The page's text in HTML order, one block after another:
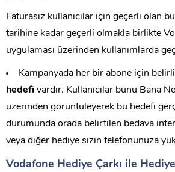
Faturasız kullanıcılar için geçerli olan
tarihine kadar geçerli olmakla birlikte
uygulaması üzerinden kullanımlarda
Kampanyada her bir abone için
hedefi vardır. Kullanıcılar bunu Bana
üzerinden görüntüleyerek bu hedefi
durumunda orada belirtilen bedava
veya diğer hediye sizin telefonunuza
Vodafone Hediye Çarkı ile